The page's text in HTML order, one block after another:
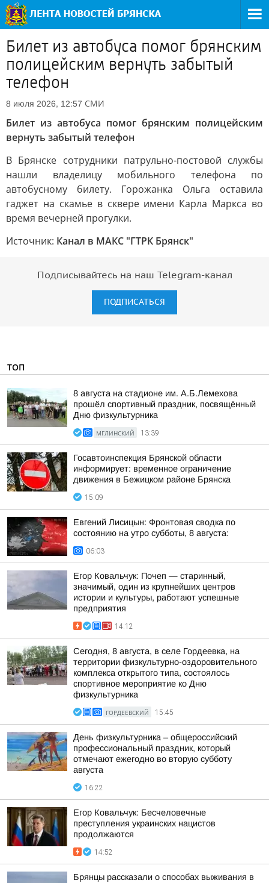
Билет из автобуса помог брянским
полицейским вернуть забытый
телефон
8 июля 2026, 12:57 СМИ
Билет из автобуса помог брянским полицейским
вернуть забытый телефон
В Брянске сотрудники патрульно-постовой службы
нашли владелицу мобильного телефона по
автобусному билету. Горожанка Ольга оставила
гаджет на скамье в сквере имени Карла Маркса во
время вечерней прогулки.
Источник: Канал в МАКС "ГТРК Брянск"
Подписывайтесь на наш Telegram-канал
ПОДПИСАТЬСЯ
ТОП
8 августа на стадионе им. А.Б.Лемехова
прошёл спортивный праздник, посвящённый
Дню физкультурника
МГЛИНСКИЙ 13:39
Госавтоинспекция Брянской области
информирует: временное ограничение
движения в Бежицком районе Брянска
15:09
Евгений Лисицын: Фронтовая сводка по
состоянию на утро субботы, 8 августа:
06:03
Егор Ковальчук: Почеп — старинный,
значимый, один из крупнейших центров
истории и культуры, работают успешные
предприятия
14:12
Сегодня, 8 августа, в селе Гордеевка, на
территории физкультурно-оздоровительного
комплекса открытого типа, состоялось
спортивное мероприятие ко Дню
физкультурника
ГОРДЕЕВСКИЙ 15:45
День физкультурника – общероссийский
профессиональный праздник, который
отмечают ежегодно во вторую субботу
августа
16:22
Егор Ковальчук: Бесчеловечные
преступления украинских нацистов
продолжаются
14:52
Брянцы рассказали о способах выживания в